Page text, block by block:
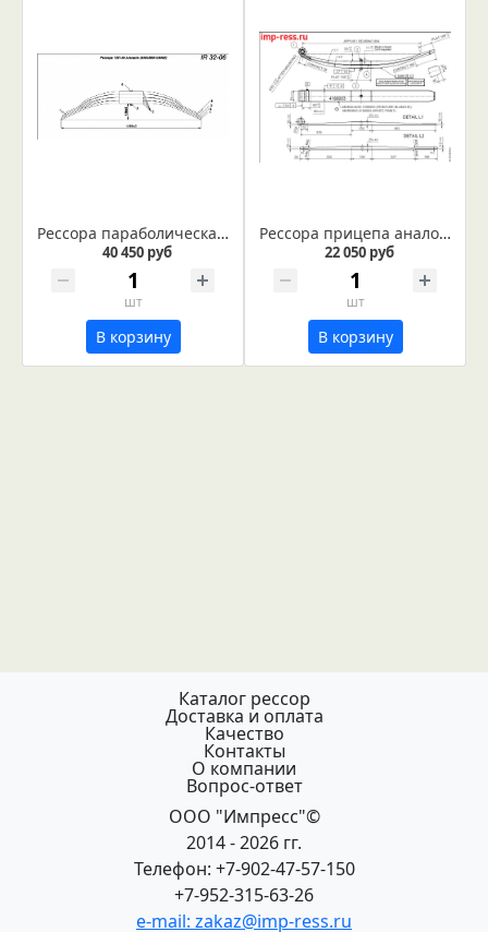
Рессора параболическая 1175х76 4х25 С/х техника, производитель ADR Оригинальный номер 935С86010400Е
40 450 руб
шт
В корзину
Рессора прицепа аналог ADR 4188003 (IR 37-33)
22 050 руб
шт
В корзину
Каталог рессор
Доставка и оплата
Качество
Контакты
О компании
Вопрос-ответ
ООО "Импресс"©
2014 - 2026 гг.
Телефон: +7-902-47-57-150
+7-952-315-63-26
e-mail: zakaz@imp-ress.ru